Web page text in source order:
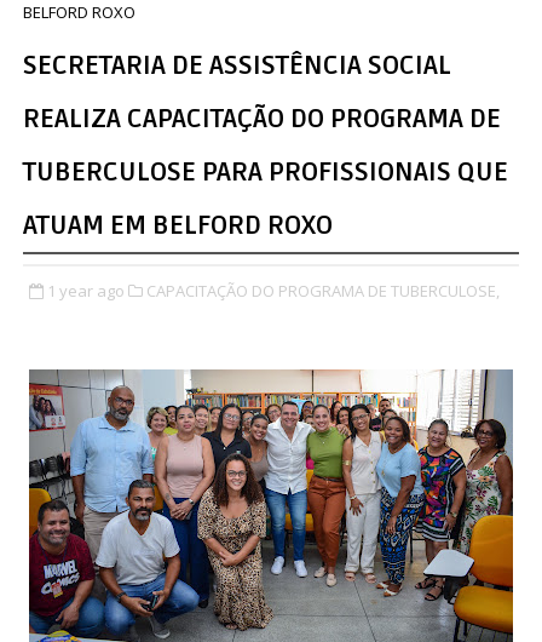
BELFORD ROXO
SECRETARIA DE ASSISTÊNCIA SOCIAL
REALIZA CAPACITAÇÃO DO PROGRAMA DE
TUBERCULOSE PARA PROFISSIONAIS QUE
ATUAM EM BELFORD ROXO
1 year ago CAPACITAÇÃO DO PROGRAMA DE TUBERCULOSE,